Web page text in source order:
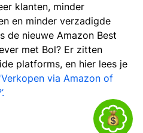
klanten, minder
en minder verzadigde
de nieuwe Amazon Best
met Bol? Er zitten
platforms, en hier lees je
'Verkopen via Amazon of